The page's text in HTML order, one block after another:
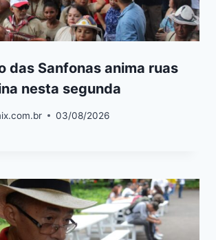
das Sanfonas anima ruas
nesta segunda
03/08/2026